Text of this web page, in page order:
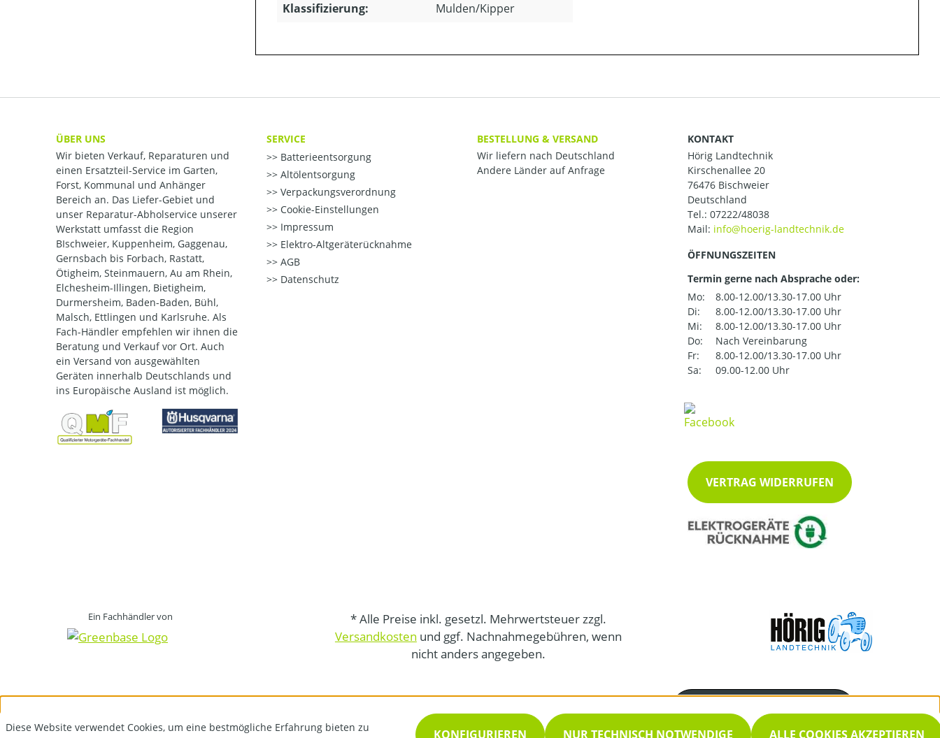
Klassifizierung: Mulden/Kipper
ÜBER UNS
Wir bieten Verkauf, Reparaturen und
einen Ersatzteil-Service im Garten,
Forst, Kommunal und Anhänger
Bereich an. Das Liefer-Gebiet und
unser Reparatur-Abholservice unserer
Werkstatt umfasst die Region
BIschweier, Kuppenheim, Gaggenau,
Gernsbach bis Forbach, Rastatt,
Ötigheim, Steinmauern, Au am Rhein,
Elchesheim-Illingen, Bietigheim,
Durmersheim, Baden-Baden, Bühl,
Malsch, Ettlingen und Karlsruhe. Als
Fach-Händler empfehlen wir ihnen die
Beratung und Verkauf vor Ort. Auch
ein Versand von ausgewählten
Geräten innerhalb Deutschlands und
ins Europäische Ausland ist möglich.
SERVICE
Batterieentsorgung
Altölentsorgung
Verpackungsverordnung
Cookie-Einstellungen
Impressum
Elektro-Altgeräterücknahme
AGB
Datenschutz
BESTELLUNG & VERSAND
Wir liefern nach Deutschland
Andere Länder auf Anfrage
KONTAKT
Hörig Landtechnik
Kirschenallee 20
76476 Bischweier
Deutschland
Tel.: 07222/48038
Mail:
ÖFFNUNGSZEITEN
Termin gerne nach Absprache oder:
Mo:
8.00-12.00/13.30-17.00 Uhr
Di:
8.00-12.00/13.30-17.00 Uhr
Mi:
8.00-12.00/13.30-17.00 Uhr
Do:
Nach Vereinbarung
Fr:
8.00-12.00/13.30-17.00 Uhr
Sa:
09.00-12.00 Uhr
VERTRAG WIDERRUFEN
Ein Fachhändler von
* Alle Preise inkl. gesetzl. Mehrwertsteuer zzgl.
Versandkosten und ggf. Nachnahmegebühren, wenn
nicht anders angegeben.
07222/48038
Diese Website verwendet Cookies, um eine bestmögliche Erfahrung bieten zu
NUR TECHNISCH NOTWENDIGE
KONFIGURIEREN ALLE COOKIES AKZEPTIEREN